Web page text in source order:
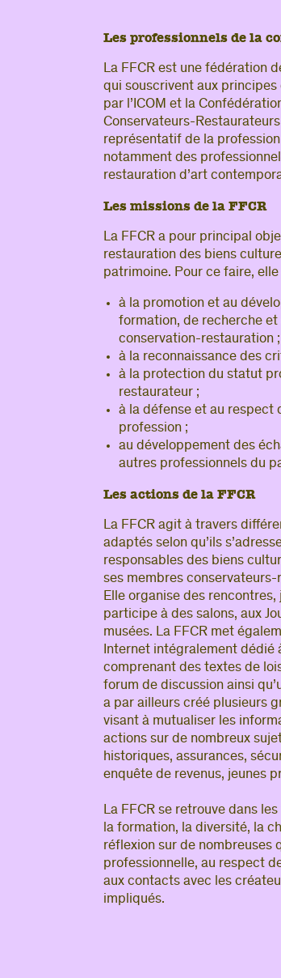
Les professionnels de la
La FFCR est une fédération
qui souscrivent aux
par l’ICOM et la
Conservateurs-
représentatif de la
notamment des
restauration d’art
Les missions de la FFCR
La FFCR a pour principal
restauration des biens
patrimoine. Pour ce faire,
à la promotion et au
formation, de recherche
conservation-restauration ;
à la reconnaissance des
à la protection du statut
restaurateur ;
à la défense et au respect
profession ;
au développement des
autres professionnels du
Les actions de la FFCR
La FFCR agit à travers
adaptés selon qu’ils
responsables des biens
ses membres conservateurs-
Elle organise des
participe à des salons, aux
musées. La FFCR met
Internet intégralement dédié
comprenant des textes de
forum de discussion ainsi
a par ailleurs créé plusieurs
visant à mutualiser les
actions sur de nombreux
historiques, assurances,
enquête de revenus, jeunes
La FFCR se retrouve dans
la formation, la diversité, la
réflexion sur de nombreuses
professionnelle, au respect
aux contacts avec les
impliqués.